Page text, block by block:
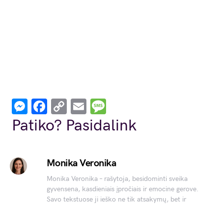
Messenger
Facebook
Copy
Link
Email
Patiko? Pasidalink
Monika Veronika
Monika Veronika – rašytoja, besidominti sveika
gyvensena, kasdieniais įpročiais ir emocine gerove.
Savo tekstuose ji ieško ne tik atsakymų, bet ir